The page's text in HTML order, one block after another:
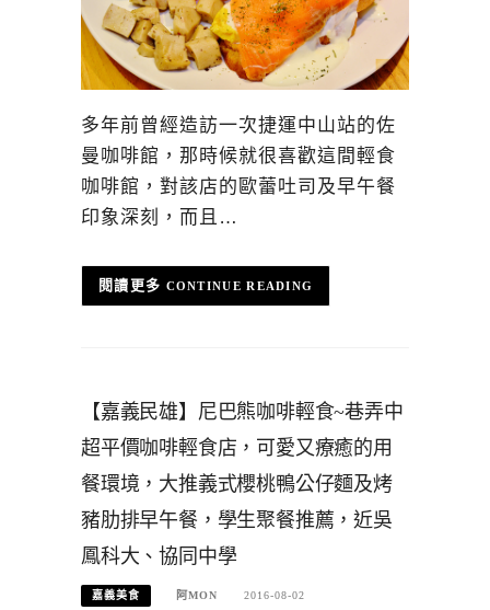
多年前曾經造訪一次捷運中山站的佐
曼咖啡館，那時候就很喜歡這間輕食
咖啡館，對該店的歐蕾吐司及早午餐
印象深刻，而且…
CONTINUE READING
【嘉義民雄】尼巴熊咖啡輕食~巷弄中
超平價咖啡輕食店，可愛又療癒的用
餐環境，大推義式櫻桃鴨公仔麵及烤
豬肋排早午餐，學生聚餐推薦，近吳
鳳科大、協同中學
嘉義美食 阿MON 2016-08-02